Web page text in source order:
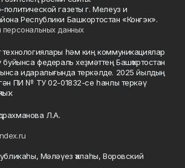
газеты г. Мелеуз и
Республики Башкортостан «Конгэк».
данных
һәм киң коммуникациялар
буйынса федераль хеҙмәттең Башҡортостан
идаралығында теркәлде. 2025 йылдың
ПИ № ТУ 02-01832-се һанлы теркәү
Л.А.
Мәләүез ҡалаһы, Воровский